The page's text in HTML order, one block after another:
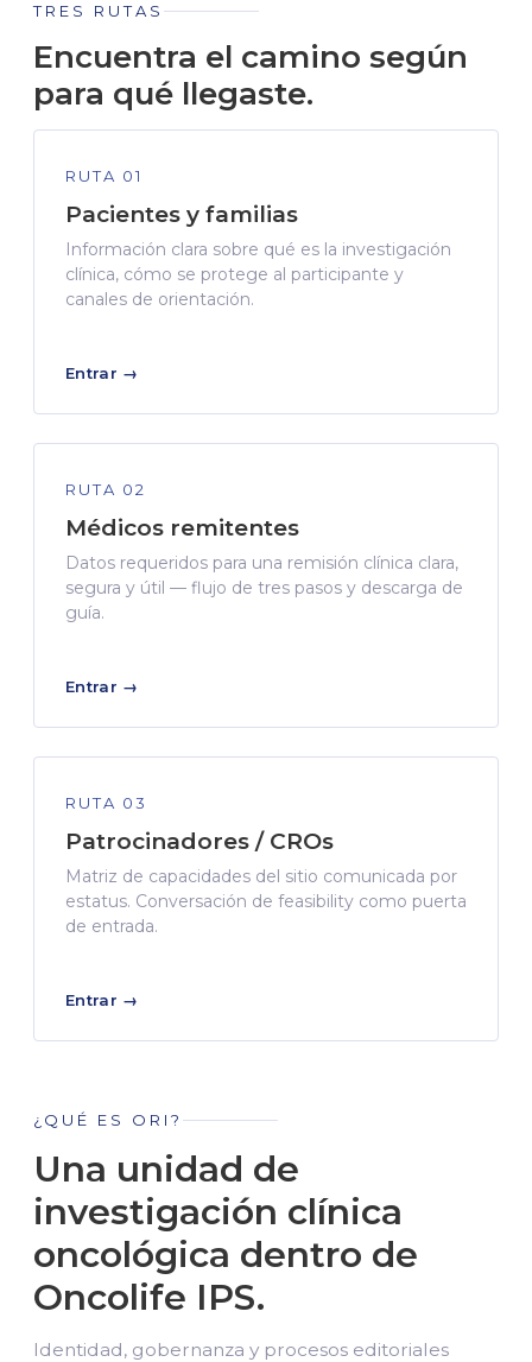
TRES RUTAS
Encuentra el camino según
para qué llegaste.
RUTA 01
Pacientes y familias
Información clara sobre qué es la investigación
clínica, cómo se protege al participante y
canales de orientación.
Entrar →
RUTA 02
Médicos remitentes
Datos requeridos para una remisión clínica clara,
segura y útil — flujo de tres pasos y descarga de
guía.
Entrar →
RUTA 03
Patrocinadores / CROs
Matriz de capacidades del sitio comunicada por
estatus. Conversación de feasibility como puerta
de entrada.
Entrar →
¿QUÉ ES ORI?
Una unidad de
investigación clínica
oncológica dentro de
Oncolife IPS.
Identidad, gobernanza y procesos editoriales